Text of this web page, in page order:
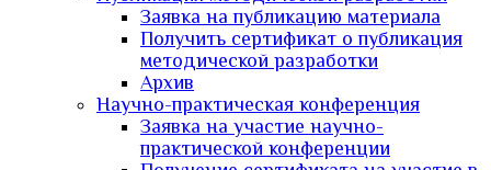
Заявка на публикацию материала
Получить сертификат о публикация
методической разработки
Архив
Научно-практическая конференция
Заявка на участие научно-
практической конференции